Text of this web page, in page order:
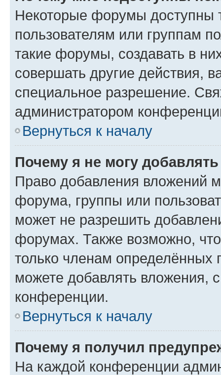
Некоторые форумы доступны
пользователям или группам
такие форумы, создавать в
совершать другие действия,
специальное разрешение.
администратором
Вернуться к началу
Почему я не могу
Право добавления вложений
форума, группы или
может не разрешить
форумах. Также возможно,
только членам определённых
можете добавлять вложения,
конференции.
Вернуться к началу
Почему я получил
На каждой конференции